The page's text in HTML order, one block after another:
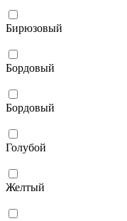
Бирюзовый
Бордовый
Бордовый
Голубой
Желтый